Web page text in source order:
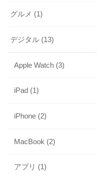
グルメ (1)
デジタル (13)
Apple Watch (3)
iPad (1)
iPhone (2)
MacBook (2)
アプリ (1)